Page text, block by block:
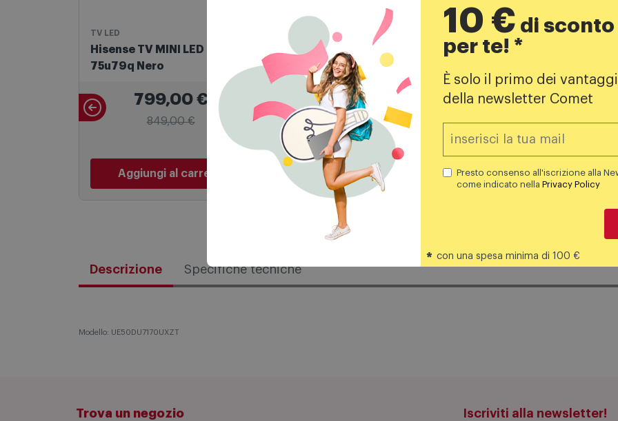
TV LED
Hisense TV MINI LED 75"
75u79q Nero
799,00€
849,00 €
Aggiungi al carrello
Lavatrici Carica Frontale
Samsung Lavatrice 10Kg
Ww10fg6u94lbu3 Nero
729,00 €
PREZZO CONSIGLIATO1199,00 €
Aggiungi al carrello
TV LED
Tcl TV SQD Mini LED 55"
899,00€
999,00
Aggiungi al carrello
Descrizione Specifiche tecniche
Modello: UE50DU7170UXZT
Trova un negozio Iscriviti alla newsletter!
10 € di
per te! *
È solo il primo dei
della newsletter Comet
Presto consenso all'iscrizione alla
come indicato nella Privacy Policy
* con una spesa minima di 100 €